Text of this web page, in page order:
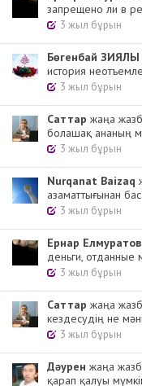
запрещено ли в
3 жыл бұрын
Бөгенбай ЗИЯЛЫ
история
3 жыл бұрын
Cаттар жаңа
болашақ ананың
3 жыл бұрын
Nurqanat Baizaq
азаматтығынан
3 жыл бұрын
Ернар Елмуратов
деньги, отданные
3 жыл бұрын
Cаттар жаңа
кездесудің не
3 жыл бұрын
Дәурен жаңа
қарап қалуы